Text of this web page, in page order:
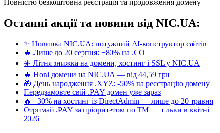
Повністю безкоштовна реєстрація та продовження домену
Останні акції та новини від NIC.UA:
✨ Новинка NIC.UA: потужний AI-конструктор сайтів
🔥 Лише до 20 серпня: −80% на .CO
☀️ Літня знижка на домени, хостинг і SSL у NIC.UA
🔥 Нові домени на NIC.UA — від 44,59 грн
🎁 День народження .XYZ: -50% на реєстрацію домену
Передзамовте свій .PAY домен уже зараз
🔥 –30% на хостинг із DirectAdmin — лише до 20 травня
Отримай .PAY за пріоритетом по ТМ — тільки в квітні
2026